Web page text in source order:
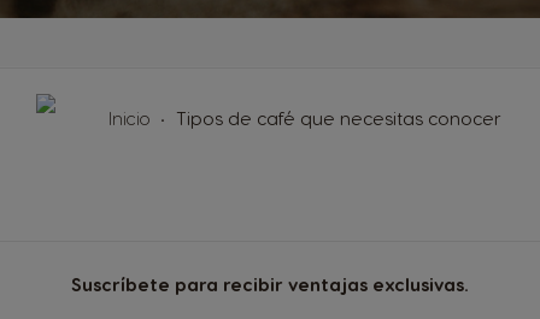
Inicio Tipos de café que necesitas conocer
Suscríbete para recibir ventajas exclusivas.